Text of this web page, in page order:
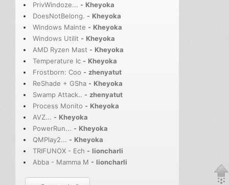
PrivWindoze... - Kheyoka
DoesNotBelong. - Kheyoka
Windows Mainte - Kheyoka
Windows Utilit - Kheyoka
AMD Ryzen Mast - Kheyoka
Temperature Ic - Kheyoka
Frostborn: Coo - zhenyatut
ReShade + GSha - Kheyoka
Swamp Attack.. - zhenyatut
Process Monito - Kheyoka
AVZ... - Kheyoka
PowerRun... - Kheyoka
QMPlay2... - Kheyoka
TRIFUNOX - Ech - lioncharli
Abba - Mamma M - lioncharli